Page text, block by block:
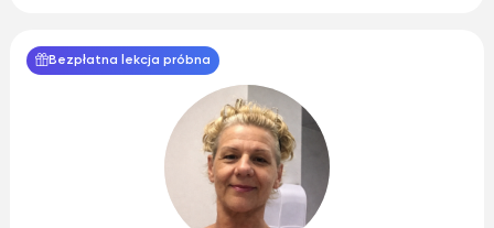
Bezpłatna lekcja próbna